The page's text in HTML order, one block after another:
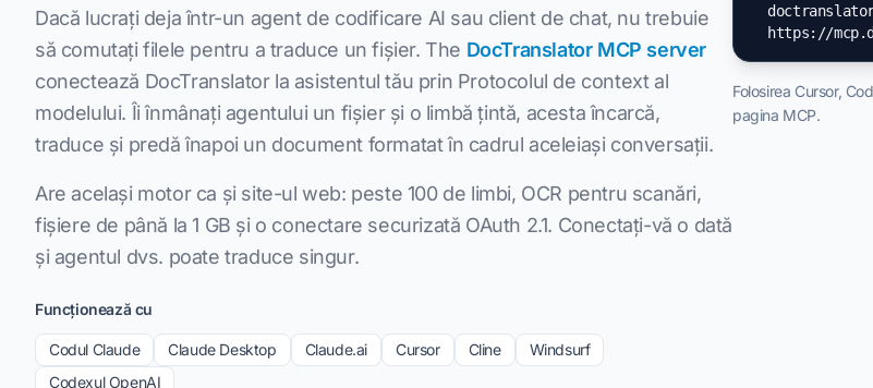
Dacă lucrați deja într-un agent de codificare AI sau client de chat, nu trebuie
să comutați filele pentru a traduce un fișier. The DocTranslator MCP server
conectează DocTranslator la asistentul tău prin Protocolul de context al
modelului. Îi înmânați agentului un fișier și o limbă țintă, acesta încarcă,
traduce și predă înapoi un document formatat în cadrul aceleiași conversații.
Are același motor ca și site-ul web: peste 100 de limbi, OCR pentru scanări,
fișiere de până la 1 GB și o conectare securizată OAuth 2.1. Conectați-vă o dată
și agentul dvs. poate traduce singur.
Funcționează cu
Codul Claude Claude Desktop Claude.ai Cursor Cline
Windsurf
Codexul OpenAI
https://
Folosirea Cursor,
pagina MCP.